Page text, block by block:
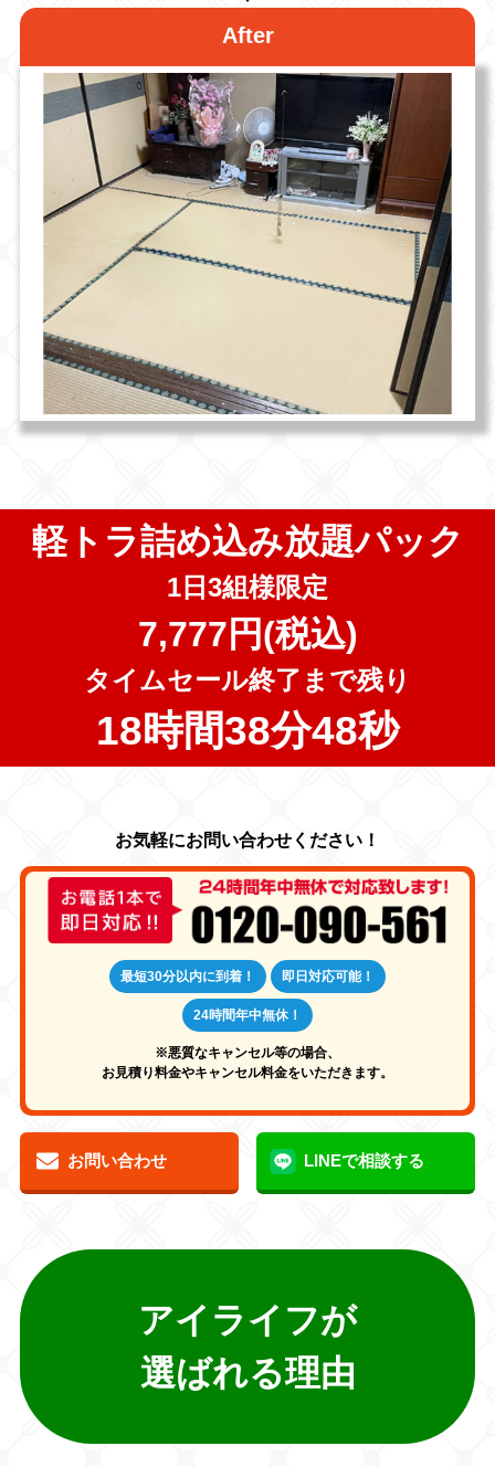
After
軽トラ詰め込み放題パック
1日3組様限定
7,777円(税込)
タイムセール終了まで残り
18時間38分46秒
最短30分以内に到着！ 即日対応可能！
24時間年中無休！
※悪質なキャンセル等の場合、
お見積り料金やキャンセル料金をいただきます。
お問い合わせ LINEで相談する
アイライフが
選ばれる理由